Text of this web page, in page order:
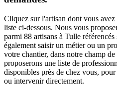
Cliquez sur l'artisan dont vous
liste ci-dessous. Nous vous
parmi 88 artisans à Tulle
également saisir un métier ou un
votre chantier, dans notre champ
proposerons une liste de
disponibles près de chez vous,
ou intervenir directement.